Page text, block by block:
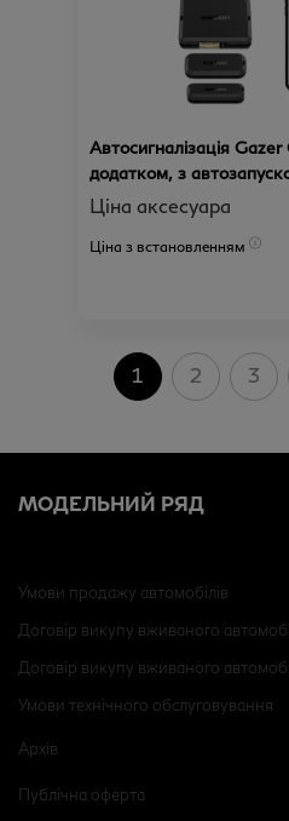
Автосигналізація Gazer GSM/GPS з
додатком, з
Ціна аксесуара
Ціна з встановленням
1 2 3
МОДЕЛЬНИЙ РЯД
Умови продажу автомобілів
Договір викупу вживаного
Договір викупу вживаного
Умови технічного обслуговування
Архів
Публічна оферта